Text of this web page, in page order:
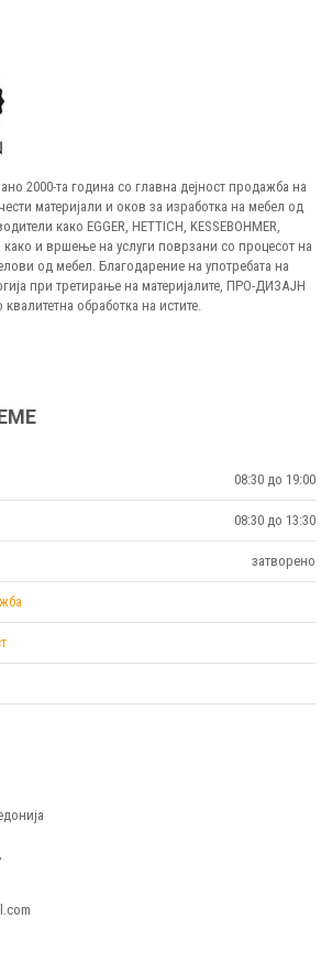
2000-та година со главна дејност продажба на
материјали и оков за изработка на мебел од
како EGGER, HETTICH, KESSEBOHMER,
како и вршење на услуги поврзани со процесот на
од мебел. Благодарение на употребата на
при третирање на материјалите, ПРО-ДИЗАЈН
обработка на истите.
08:30 до 19:00
08:30 до 13:30
затворено